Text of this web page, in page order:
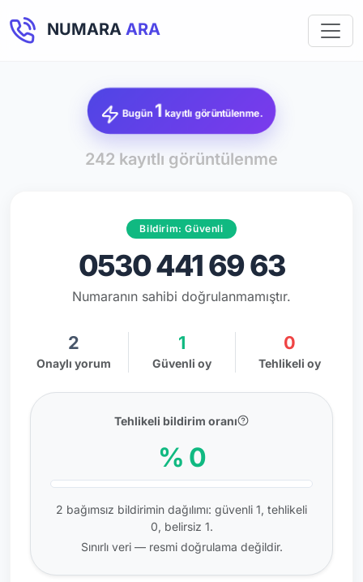
NUMARA ARA
Bugün 1 kayıtlı görüntülenme.
242 kayıtlı görüntülenme
Bildirim: Güvenli
0530 441 69 63
Numaranın sahibi doğrulanmamıştır.
2
Onaylı yorum
1
Güvenli oy
0
Tehlikeli oy
Tehlikeli bildirim oranı
% 0
2 bağımsız bildirimin dağılımı: güvenli 1, tehlikeli
0, belirsiz 1.
Sınırlı veri — resmi doğrulama değildir.